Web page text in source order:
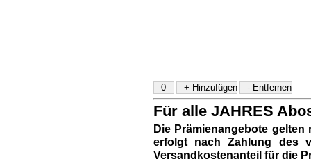
Für alle JAHRES
Die Prämienangebote
erfolgt nach Zahlung des
Versandkostenanteil für die